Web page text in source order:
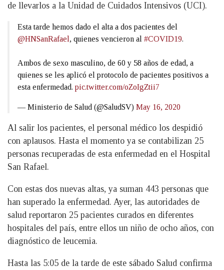
de llevarlos a la Unidad de Cuidados Intensivos (UCI).
Esta tarde hemos dado el alta a dos pacientes del
@HNSanRafael , quienes vencieron al #COVID19.
Ambos de sexo masculino, de 60 y 58 años de edad, a
quienes se les aplicó el protocolo de pacientes positivos a
esta enfermedad. pic.twitter.com/oZoIgZtii7
— Ministerio de Salud (@SaludSV) May 16, 2020
Al salir los pacientes, el personal médico los despidió
con aplausos. Hasta el momento ya se contabilizan 25
personas recuperadas de esta enfermedad en el Hospital
San Rafael.
Con estas dos nuevas altas, ya suman 443 personas que
han superado la enfermedad. Ayer, las autoridades de
salud reportaron 25 pacientes curados en diferentes
hospitales del país, entre ellos un niño de ocho años, con
diagnóstico de leucemia.
Hasta las 5:05 de la tarde de este sábado Salud confirma